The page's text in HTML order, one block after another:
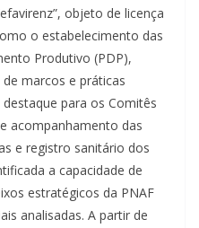
objeto de licença
o estabelecimento das
Produtivo (PDP),
marcos e práticas
para os Comitês
acompanhamento das
e registro sanitário dos
a capacidade de
estratégicos da PNAF
analisadas. A partir de